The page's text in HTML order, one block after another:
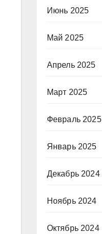
Июнь 2025
Май 2025
Апрель 2025
Март 2025
Февраль 2025
Январь 2025
Декабрь 2024
Ноябрь 2024
Октябрь 2024